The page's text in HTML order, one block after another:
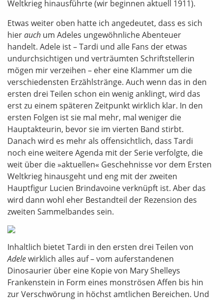
Weltkrieg hinausführte (wir beginnen aktuell 1911).
Etwas weiter oben hatte ich angedeutet, dass es sich
hierauch um Adeles ungewöhnliche Abenteuer
handelt. Adele ist – Tardi und alle Fans der etwas
undurchsichtigen und verträumten Schriftstellerin
mögen mir verzeihen – eher eine Klammer um die
verschiedensten Erzählstränge. Auch wenn das in den
ersten drei Teilen schon ein wenig anklingt, wird das
erst zu einem späteren Zeitpunkt wirklich klar. In den
ersten Folgen ist sie mal mehr, mal weniger die
Hauptakteurin, bevor sie im vierten Band stirbt.
Danach wird es mehr als offensichtlich, dass Tardi
noch eine weitere Agenda mit der Serie verfolgte, die
weit über die »aktuellen« Geschehnisse vor dem Ersten
Weltkrieg hinausgeht und eng mit der zweiten
Hauptfigur Lucien Brindavoine verknüpft ist. Aber das
wird dann wohl eher Bestandteil der Rezension des
zweiten Sammelbandes sein.
Inhaltlich bietet Tardi in den ersten drei Teilen von
Adelewirklich alles auf – vom auferstandenen
Dinosaurier über eine Kopie von Mary Shelleys
Frankenstein in Form eines monströsen Affen bis hin
zur Verschwörung in höchst amtlichen Bereichen. Und